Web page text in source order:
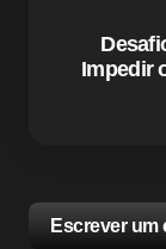
Impedir
Escrever um